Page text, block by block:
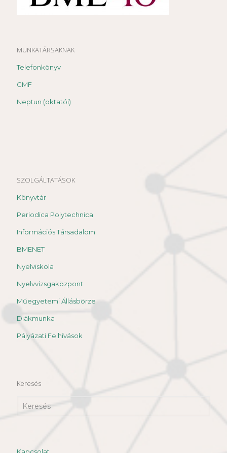
MUNKATÁRSAKNAK
Telefonkönyv
GMF
Neptun (oktatói)
SZOLGÁLTATÁSOK
Könyvtár
Periodica Polytechnica
Információs Társadalom
BMENET
Nyelviskola
Nyelvvizsgaközpont
Műegyetemi Állásbörze
Diákmunka
Pályázati Felhívások
Keresés
Kapcsolat